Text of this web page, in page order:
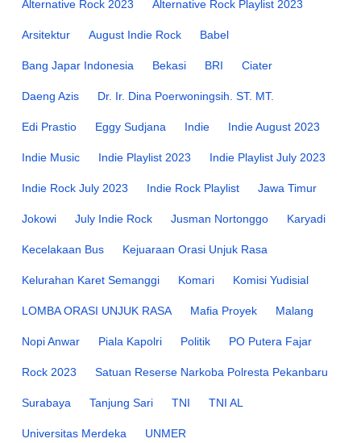
Alternative Rock 2023 Alternative Rock Playlist 2023
Arsitektur August Indie Rock Babel
Bang Japar Indonesia Bekasi BRI Ciater
Daeng Azis Dr. Ir. Dina Poerwoningsih. ST. MT.
Edi Prastio Eggy Sudjana Indie Indie August 2023
Indie Music Indie Playlist 2023 Indie Playlist July 2023
Indie Rock July 2023 Indie Rock Playlist Jawa Timur
Jokowi July Indie Rock Jusman Nortonggo Karyadi
Kecelakaan Bus Kejuaraan Orasi Unjuk Rasa
Kelurahan Karet Semanggi Komari Komisi Yudisial
LOMBA ORASI UNJUK RASA Mafia Proyek Malang
Nopi Anwar Piala Kapolri Politik PO Putera Fajar
Rock 2023 Satuan Reserse Narkoba Polresta Pekanbaru
Surabaya Tanjung Sari TNI TNI AL
Universitas Merdeka UNMER